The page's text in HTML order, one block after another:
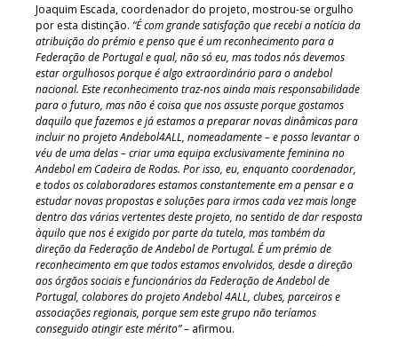
Joaquim Escada, coordenador do projeto, mostrou-se orgulho
por esta distinção. “É com grande satisfação que recebi a notícia da
atribuição do prémio e penso que é um reconhecimento para a
Federação de Portugal e qual, não só eu, mas todos nós devemos
estar orgulhosos porque é algo extraordinário para o andebol
nacional. Este reconhecimento traz-nos ainda mais responsabilidade
para o futuro, mas não é coisa que nos assuste porque gostamos
daquilo que fazemos e já estamos a preparar novas dinâmicas para
incluir no projeto Andebol4ALL, nomeadamente – e posso levantar o
véu de uma delas – criar uma equipa exclusivamente feminina no
Andebol em Cadeira de Rodas. Por isso, eu, enquanto coordenador,
e todos os colaboradores estamos constantemente em a pensar e a
estudar novas propostas e soluções para irmos cada vez mais longe
dentro das várias vertentes deste projeto, no sentido de dar resposta
àquilo que nos é exigido por parte da tutela, mas também da
direção da Federação de Andebol de Portugal. É um prémio de
reconhecimento em que todos estamos envolvidos, desde a direção
aos órgãos sociais e funcionários da Federação de Andebol de
Portugal, colabores do projeto Andebol 4ALL, clubes, parceiros e
associações regionais, porque sem este grupo não teríamos
conseguido atingir este mérito”– afirmou.